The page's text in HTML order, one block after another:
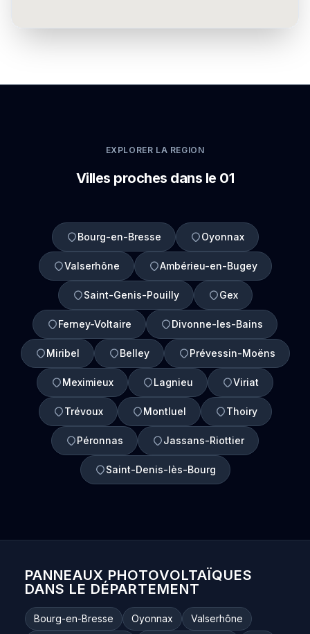
EXPLORER LA REGION
Villes proches dans le 01
Bourg-en-Bresse Oyonnax
Valserhône Ambérieu-en-Bugey
Saint-Genis-Pouilly Gex
Ferney-Voltaire Divonne-les-Bains
Miribel Belley Prévessin-Moëns
Meximieux Lagnieu Viriat
Trévoux Montluel Thoiry
Péronnas Jassans-Riottier
Saint-Denis-lès-Bourg
PANNEAUX PHOTOVOLTAÏQUES
DANS LE DÉPARTEMENT
Bourg-en-Bresse Oyonnax
Valserhône